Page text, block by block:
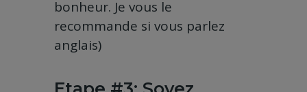
bonheur. Je vous le
recommande si vous parlez
anglais)